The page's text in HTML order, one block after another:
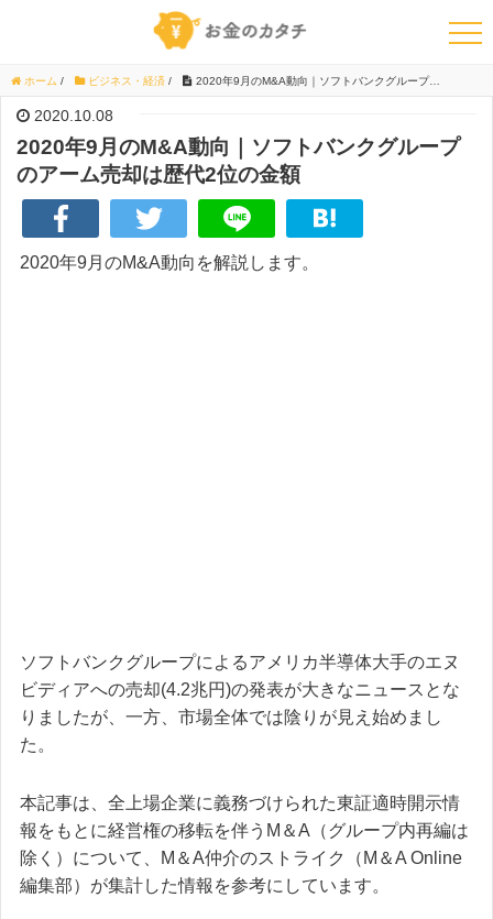
ホーム / ビジネス・経済 / 2020年9月のM&A動向｜ソフトバンクグループのアーム売却は歴代2位の金額
2020.10.08
2020年9月のM&A動向｜ソフトバンクグループ
のアーム売却は歴代2位の金額
2020年9月のM&A動向を解説します。
ソフトバンクグループによるアメリカ半導体大手のエヌ
ビディアへの売却(4.2兆円)の発表が大きなニュースとな
りましたが、一方、市場全体では陰りが見え始めまし
た。
本記事は、全上場企業に義務づけられた東証適時開示情
報をもとに経営権の移転を伴うM＆A（グループ内再編は
除く）について、M＆A仲介のストライク（M＆A Online
編集部）が集計した情報を参考にしています。